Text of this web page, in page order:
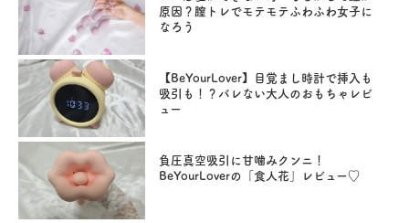
原因？膣トレでモテモテふわふわ女子に
なろう
【BeYourLover】目覚まし時計で挿入も
吸引も！？バレない大人のおもちゃレビ
ュー
負圧真空吸引に甘噛みクンニ！
BeYourLoverの「食人花」レビュー♡